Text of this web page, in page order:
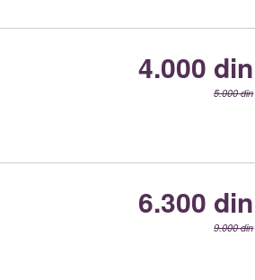
4.000 din
5.000 din
6.300 din
9.000 din